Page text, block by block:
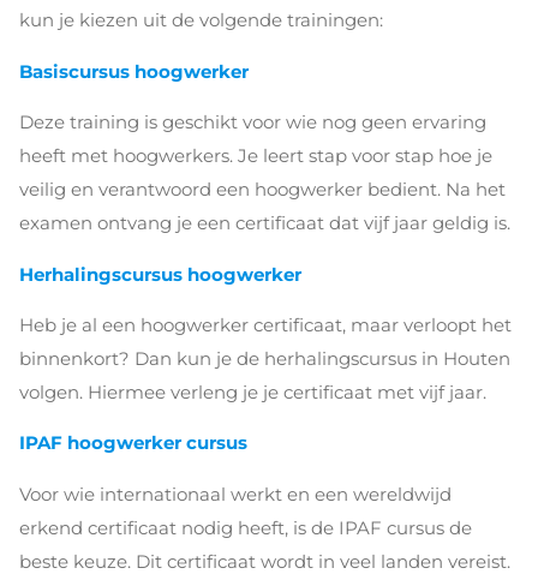
kun je kiezen uit de volgende trainingen:
Basiscursus hoogwerker
Deze training is geschikt voor wie nog geen ervaring
heeft met hoogwerkers. Je leert stap voor stap hoe je
veilig en verantwoord een hoogwerker bedient. Na het
examen ontvang je een certificaat dat vijf jaar geldig is.
Herhalingscursus hoogwerker
Heb je al een hoogwerker certificaat, maar verloopt het
binnenkort? Dan kun je de herhalingscursus in Houten
volgen. Hiermee verleng je je certificaat met vijf jaar.
IPAF hoogwerker cursus
Voor wie internationaal werkt en een wereldwijd
erkend certificaat nodig heeft, is de IPAF cursus de
beste keuze. Dit certificaat wordt in veel landen vereist.